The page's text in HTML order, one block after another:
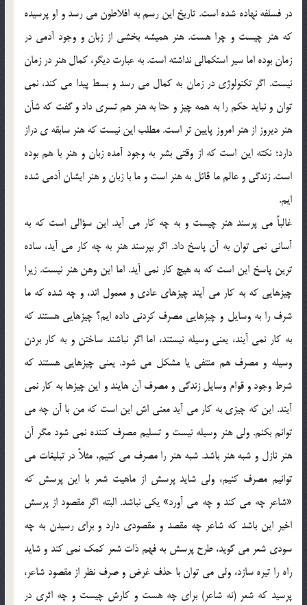
در فسلفه نهاده شده است. تاریخ این رسم به افلاطون می رسد و او پرسیده
که هنر چیست و چرا هست. هنر همیشه بخشی از زبان و وجود آدمی در
زمان بوده اما سیر استکمالی نداشته است. به عبارت دیگر، کمال هنر در زمان
نیست. اگر تکنولوژی در زمان به کمال می رسد و بسط پیدا می کند، نمی
توان و نباید حکم را به همه چیز و حتا به هنر هم تسری داد و گفت که شأن
هنر دیروز از هنر امروز پایین تر است. مطلب این نیست که هنر سابقه ی دراز
دارد؛ نکته این است که از وقتی بشر به وجود آمده زبان و هنر با هم بوده
است. زندگی و عالم ما قائل به هنر است و ما با زبان و هنر ایشان آدمی شده
ایم.
غالباً می پرسند هنر چیست و به چه کار می آید. این سؤالی است که به
آسانی نمی توان به آن پاسخ داد. اگر بپرسند هنر به چه کار می آید، ساده
ترین پاسخ این است که به هیچ کار نمی آید. اما این وهن هنر نیست. زیرا
چیزهایی که به کار می آیند چیزهای عادی و معمول اند، و چه شده که ما
شرف را به وسایل و چیزهایی مصرف کردنی داده ایم؟ چیزهایی هستند که
به کار نمی آیند، یعنی وسیله نیستند، اما اگر نباشند ساختن و به کار بردن
وسیله و مصرف هم منتفی یا مشکل می شود. یعنی چیزهایی هستند که
شرط وجود و قوام وسایل زندگی و مصرف آن هایند و این چیزها به کار نمی
آیند. این که چیزی به کار می آید معنی اش این است که من با آن چه می
توانم بکنم. ولی هنر وسیله نیست و تسلیم مصرف کننده نمی شود مگر آن
هنر نازل و شبه هنر باشد. شبه هنر را مصرف می کنیم، مثلاً در تبلیغات می
توانیم مصرف کنیم، ولی شاید پرسش از ماهیت شعر با این پرسش که
«شاعر چه می کند و چه می آورد» یکی نباشد. البته اگر مقصود از پرسش
اخیر این باشد که شاعر چه مقصد و مقصودی دارد و برای رسیدن به چه
سودی شعر می گوید، طرح پرسش به فهم ذات شعر کمک نمی کند و شاید
راه را تیره سازد، ولی می توان با حذف غرض و صرف نظر از مقصود شاعر،
پرسید که شعر (نه شاعر) برای چه هست و کارش چیست و چه اثری در